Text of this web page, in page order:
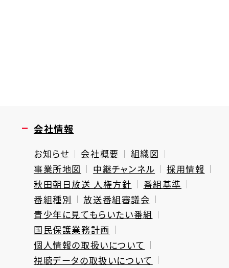
会社情報
お知らせ 会社概要
組織図
事業所地図
中継チャンネル
採用情報
秋田朝日放送 人権方針
番組基準
番組種別
放送番組審議会
青少年に見てもらいたい番組
国民保護業務計画
個人情報の取扱いについて
視聴データの取扱いについて